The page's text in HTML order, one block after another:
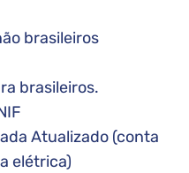
brasileiros
brasileiros.
Atualizado (conta
elétrica)